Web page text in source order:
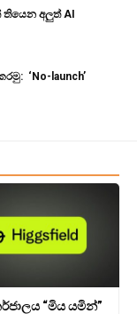
අලුත් AI
‘No-launch’
“මිය යමින්”